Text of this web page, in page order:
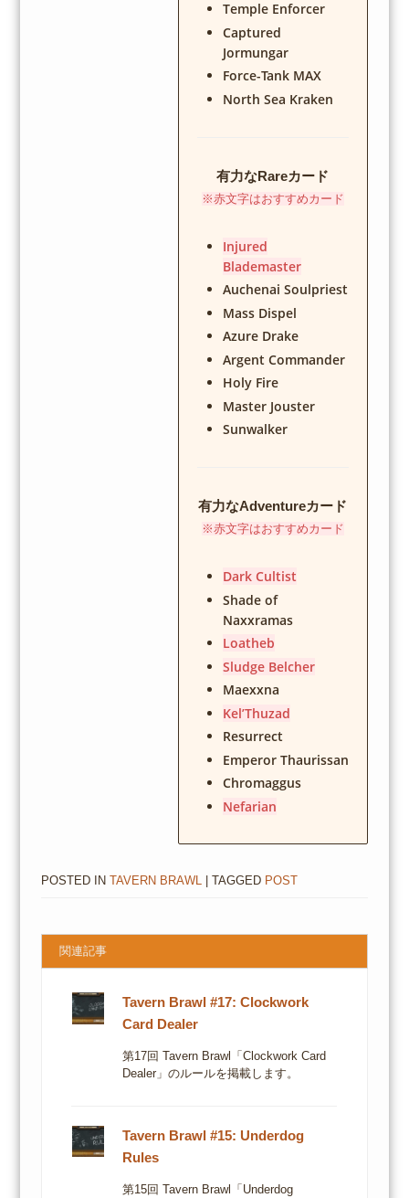
Temple Enforcer
Captured
Jormungar
Force-Tank MAX
North Sea Kraken
有力なRareカード
※赤文字はおすすめカード
Injured
Blademaster
Auchenai Soulpriest
Mass Dispel
Azure Drake
Argent Commander
Holy Fire
Master Jouster
Sunwalker
有力なAdventureカード
※赤文字はおすすめカード
Dark Cultist
Shade of
Naxxramas
Loatheb
Sludge Belcher
Maexxna
Kel’Thuzad
Resurrect
Emperor Thaurissan
Chromaggus
Nefarian
POSTED IN TAVERN BRAWL | TAGGED POST
関連記事
Tavern Brawl #17: Clockwork
Card Dealer
第17回 Tavern Brawl「Clockwork Card
Dealer」のルールを掲載します。
Tavern Brawl #15: Underdog
Rules
第15回 Tavern Brawl「Underdog